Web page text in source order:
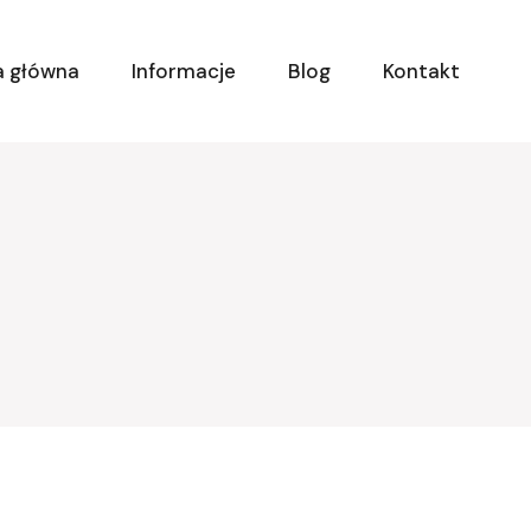
Informacje Blog Kontakt